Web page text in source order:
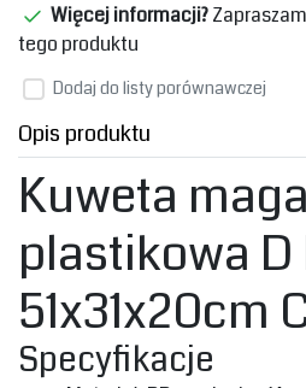
Więcej informacji?
tego produktu
Dodaj do listy porównawczej
Opis produktu
Kuweta
plastikowa D
51x31x20cm
‎Specyfikacje‎